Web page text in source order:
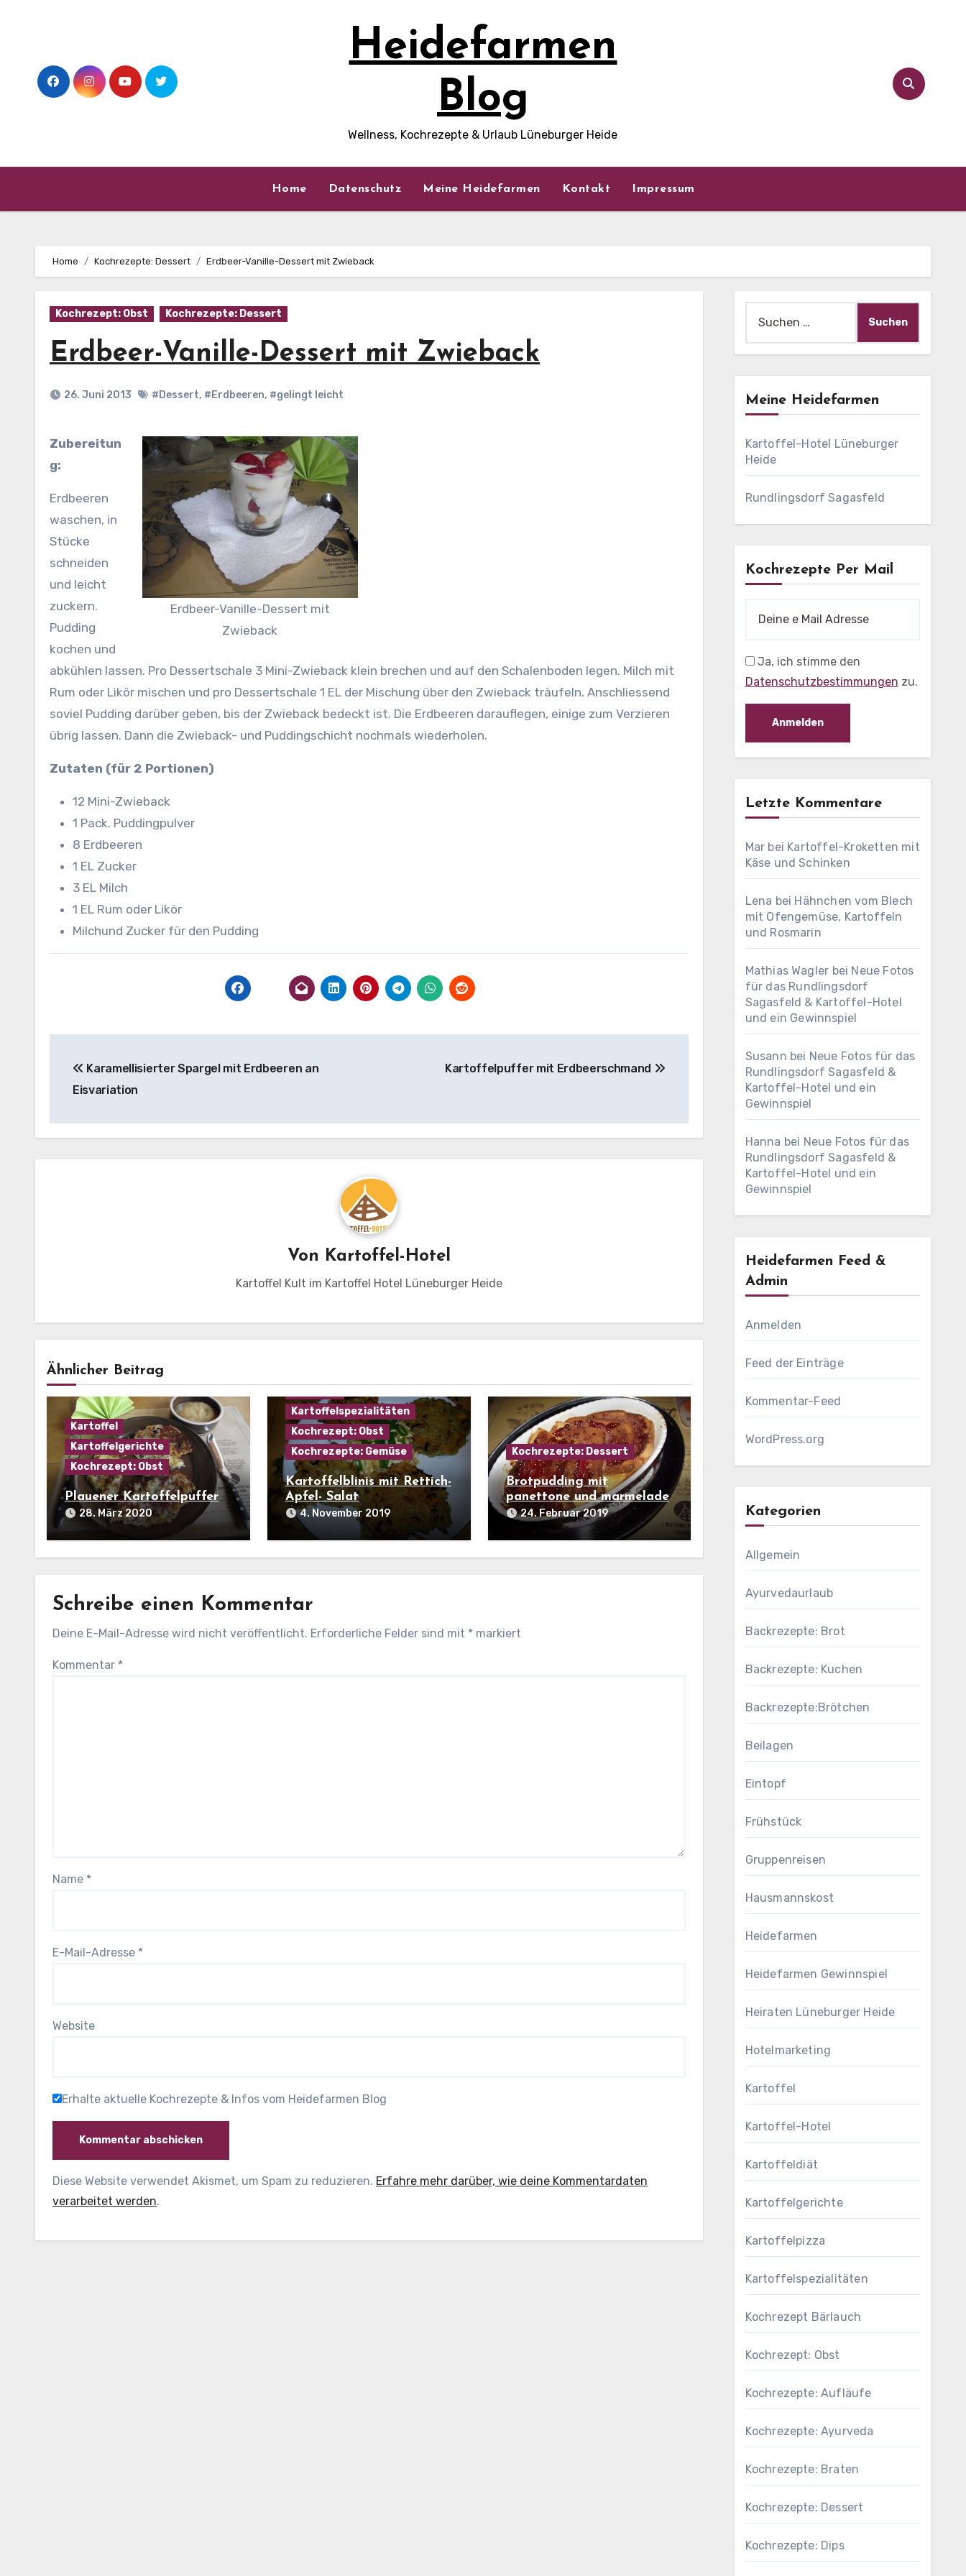
Heidefarmen
Blog
Wellness, Kochrezepte & Urlaub Lüneburger Heide
Home Datenschutz Meine Heidefarmen Kontakt Impressum
Home Kochrezepte: Dessert Erdbeer-Vanille-Dessert mit Zwieback
Kochrezept: Obst Kochrezepte: Dessert
Erdbeer-Vanille-Dessert mit Zwieback
26. Juni 2013 #Dessert, #Erdbeeren, #gelingt leicht
Erdbeer-Vanille-Dessert mit
Zwieback
Zubereitun
g:
Erdbeeren
waschen, in
Stücke
schneiden
und leicht
zuckern.
Pudding
kochen und
abkühlen lassen. Pro Dessertschale 3 Mini-Zwieback klein brechen und auf den Schalenboden legen. Milch mit
Rum oder Likör mischen und pro Dessertschale 1 EL der Mischung über den Zwieback träufeln. Anschliessend
soviel Pudding darüber geben, bis der Zwieback bedeckt ist. Die Erdbeeren darauflegen, einige zum Verzieren
übrig lassen. Dann die Zwieback- und Puddingschicht nochmals wiederholen.
Zutaten (für 2 Portionen)
12 Mini-Zwieback
1 Pack. Puddingpulver
8 Erdbeeren
1 EL Zucker
3 EL Milch
1 EL Rum oder Likör
Milchund Zucker für den Pudding
Karamellisierter Spargel mit Erdbeeren an
Eisvariation
Kartoffelpuffer mit Erdbeerschmand
Von Kartoffel-Hotel
Kartoffel Kult im Kartoffel Hotel Lüneburger Heide
Ähnlicher Beitrag
Kartoffel
Kartoffelgerichte
Kochrezept: Obst
Plauener Kartoffelpuffer
28. März 2020
Kartoffelspezialitäten
Kochrezept: Obst
Kochrezepte: Gemüse
Kartoffelblinis mit Rettich-
Apfel- Salat
4. November 2019
Kochrezepte: Dessert
Brotpudding mit
panettone und marmelade
24. Februar 2019
Schreibe einen Kommentar
Deine E-Mail-Adresse wird nicht veröffentlicht. Erforderliche Felder sind mit * markiert
Kommentar *
Name *
E-Mail-Adresse *
Website
Erhalte aktuelle Kochrezepte & Infos vom Heidefarmen Blog
Diese Website verwendet Akismet, um Spam zu reduzieren. Erfahre mehr darüber, wie deine Kommentardaten
verarbeitet werden.
nach:
Meine Heidefarmen
Kartoffel-Hotel Lüneburger
Heide
Rundlingsdorf Sagasfeld
Kochrezepte Per Mail
Ja, ich stimme den
Datenschutzbestimmungen zu.
Letzte Kommentare
Mar bei Kartoffel-Kroketten mit
Käse und Schinken
Lena bei Hähnchen vom Blech
mit Ofengemüse, Kartoffeln
und Rosmarin
Mathias Wagler bei Neue Fotos
für das Rundlingsdorf
Sagasfeld & Kartoffel-Hotel
und ein Gewinnspiel
Susann bei Neue Fotos für das
Rundlingsdorf Sagasfeld &
Kartoffel-Hotel und ein
Gewinnspiel
Hanna bei Neue Fotos für das
Rundlingsdorf Sagasfeld &
Kartoffel-Hotel und ein
Gewinnspiel
Heidefarmen Feed &
Admin
Anmelden
Feed der Einträge
Kommentar-Feed
WordPress.org
Kategorien
Allgemein
Ayurvedaurlaub
Backrezepte: Brot
Backrezepte: Kuchen
Backrezepte:Brötchen
Beilagen
Eintopf
Frühstück
Gruppenreisen
Hausmannskost
Heidefarmen
Heidefarmen Gewinnspiel
Heiraten Lüneburger Heide
Hotelmarketing
Kartoffel
Kartoffel-Hotel
Kartoffeldiät
Kartoffelgerichte
Kartoffelpizza
Kartoffelspezialitäten
Kochrezept Bärlauch
Kochrezept: Obst
Kochrezepte: Aufläufe
Kochrezepte: Ayurveda
Kochrezepte: Braten
Kochrezepte: Dessert
Kochrezepte: Dips